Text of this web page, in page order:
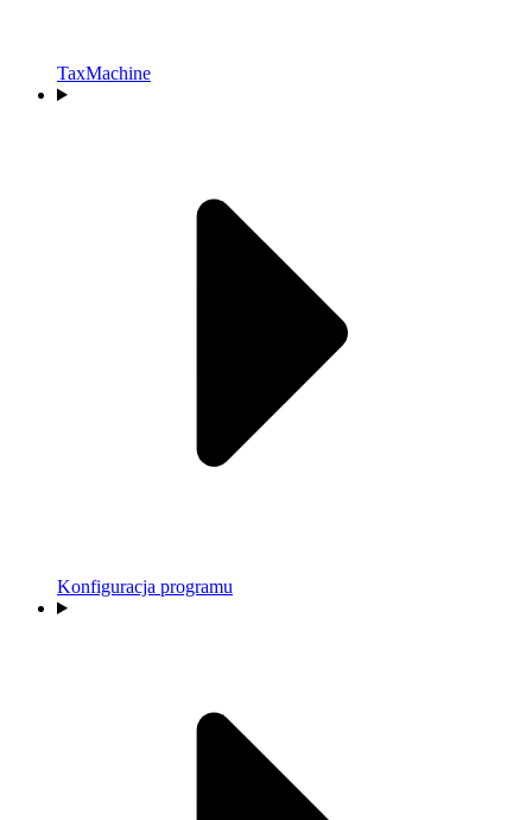
TaxMachine
Konfiguracja programu